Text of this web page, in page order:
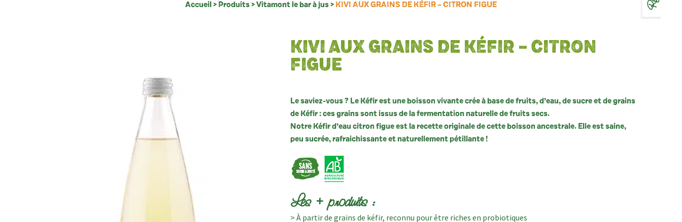
Accueil > Produits >Vitamont le bar à jus > KIVI AUX GRAINS DE KÉFIR – CITRON FIGUE
KIVI AUX GRAINS DE KÉFIR – CITRON
FIGUE
Le saviez-vous ? Le Kéfir est une boisson vivante crée à base de fruits, d’eau, de sucre et de grains
de Kéfir : ces grains sont issus de la fermentation naturelle de fruits secs.
Notre Kéfir d’eau citron figue est la recette originale de cette boisson ancestrale. Elle est saine,
peu sucrée, rafraichissante et naturellement pétillante !
Les + produits :
> À partir de grains de kéfir, reconnu pour être riches en probiotiques